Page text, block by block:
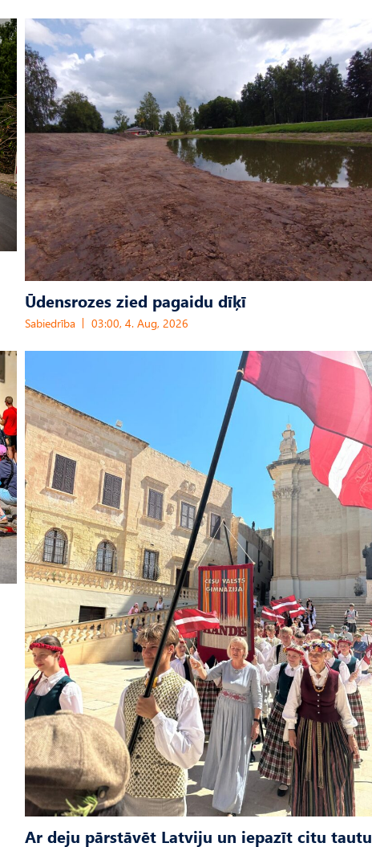
Ūdensrozes zied pagaidu dīķī
Sabiedrība 03:00, 4. Aug, 2026
Ar deju pārstāvēt Latviju un iepazīt citu tautu